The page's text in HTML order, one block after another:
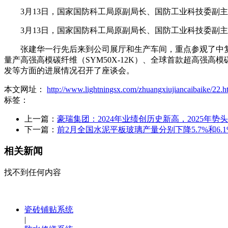
3月13日，国家国防科工局原副局长、国防工业科技委副
3月13日，国家国防科工局原副局长、国防工业科技委副
张建华一行先后来到公司展厅和生产车间，重点参观了中
量产高强高模碳纤维（SYM50X-12K）、全球首款超高强高
发等方面的进展情况召开了座谈会。
本文网址： http://www.lightningsx.com/zhuangxiujiancaibaike/
标签：
上一篇： 豪瑞集团：2024年业绩创历史新高，2025年势
下一篇： 前2月全国水泥平板玻璃产量分别下降5.7%和
相关新闻
找不到任何内容
瓷砖铺贴系统
|